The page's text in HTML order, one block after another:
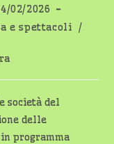
02/2026
e spettacoli /
società del
delle
programma